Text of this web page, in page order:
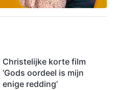
Christelijke korte film
‘Gods oordeel is mijn
enige redding’